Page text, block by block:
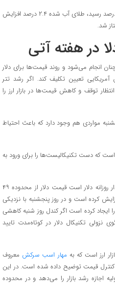
بازدهی سکه امامی در این هفته به ۳.۳ درصد رسید، طلای آب شده ۲.۴ درصد افزایش
در هفته آتی
انجام می‌شود و روند قیمت‌ها برای دلار
تعیین تکلیف کند. اگر رشد تتر
توقف و کاهش قیمت‌ها در بازار ارز را
مواردی هم وجود دارد که باعث احتیاط
که دست تکنیکالیست‌ها را برای ورود به
دوم کندل مشکوک به سنگ قبر در نمودار روزانه دلار است قیمت دلار از محدوده ۴۹
شروع به افزایش کرده است و در روز پنجشنبه با نزدیکی
کرده است اگر کندل روز شنبه کاهشی
تکنیکال دلار در کوتاه‌مدت تایید
ارز است که به مهار اسب سرکشمعروف
کنترل قیمت توضیح داده شده است. در این
اجازه رشد بازار را می‌دهد و در محدوده